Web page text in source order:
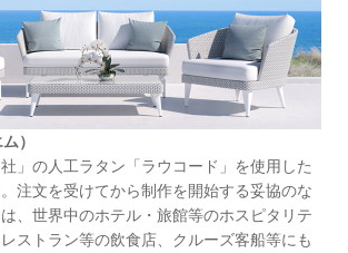
）
」の人工ラタン「ラウコード」を使用した
注文を受けてから制作を開始する妥協のな
、世界中のホテル・旅館等のホスピタリテ
ストラン等の飲食店、クルーズ客船等にも